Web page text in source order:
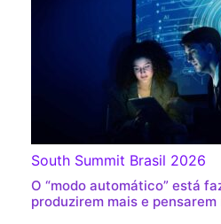
South Summit Brasil 2026
O “modo automático” está
produzirem mais e pensarem